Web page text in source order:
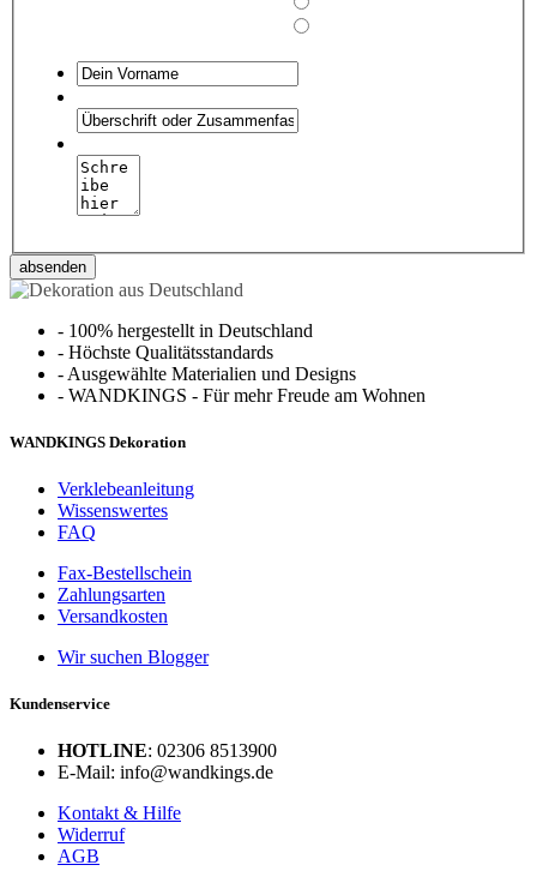
absenden
- 100% hergestellt in Deutschland
- Höchste Qualitätsstandards
- Ausgewählte Materialien und Designs
- WANDKINGS - Für mehr Freude am Wohnen
WANDKINGS Dekoration
Verklebeanleitung
Wissenswertes
FAQ
Fax-Bestellschein
Zahlungsarten
Versandkosten
Wir suchen Blogger
Kundenservice
HOTLINE: 02306 8513900
E-Mail: info@wandkings.de
Kontakt & Hilfe
Widerruf
AGB